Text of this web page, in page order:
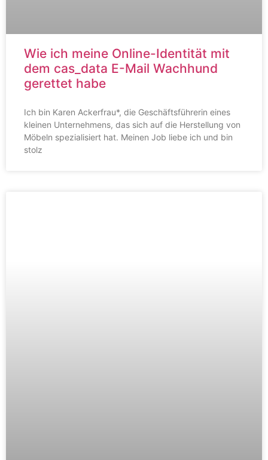
Wie ich meine Online-Identität mit
dem cas_data E-Mail Wachhund
gerettet habe
Ich bin Karen Ackerfrau*, die Geschäftsführerin eines
kleinen Unternehmens, das sich auf die Herstellung von
Möbeln spezialisiert hat. Meinen Job liebe ich und bin
stolz